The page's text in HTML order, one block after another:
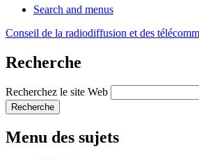
Search and menus
Conseil de la radiodiffusion et des
Recherche
Recherchez le site Web
Recherche
Menu des sujets